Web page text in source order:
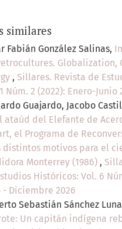
similares
Fabián González Salinas,
Globalization,
, Sillares. Revista de
Núm. 2 (2022): Enero-Junio
Guajardo, Jacobo
ataúd del Elefante de
el Programa de
distintos motivos para el
Monterrey (1986) ,
Históricos: Vol. 6
- Diciembre 2026
Sebastián Sánchez
Un capitán indígena